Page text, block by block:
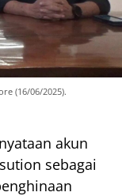
(16/06/2025).
akun
sebagai